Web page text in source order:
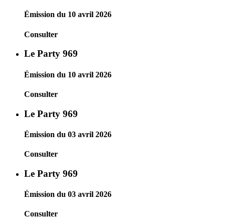
Émission du 10 avril 2026
Consulter
Le Party 969
Émission du 10 avril 2026
Consulter
Le Party 969
Émission du 03 avril 2026
Consulter
Le Party 969
Émission du 03 avril 2026
Consulter